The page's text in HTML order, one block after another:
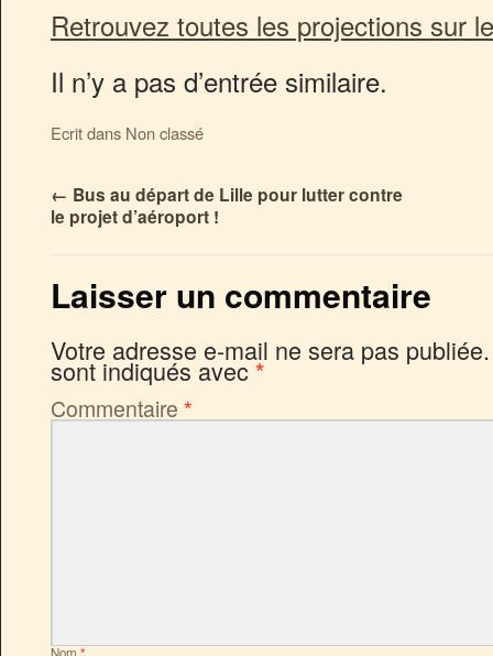
Retrouvez toutes les projections sur
Il n’y a pas d’entrée similaire.
Ecrit dans Non classé
← Bus au départ de Lille pour lutter contre
le projet d’aéroport !
Laisser un commentaire
Votre adresse e-mail ne sera pas publiée.
sont indiqués avec*
Commentaire *